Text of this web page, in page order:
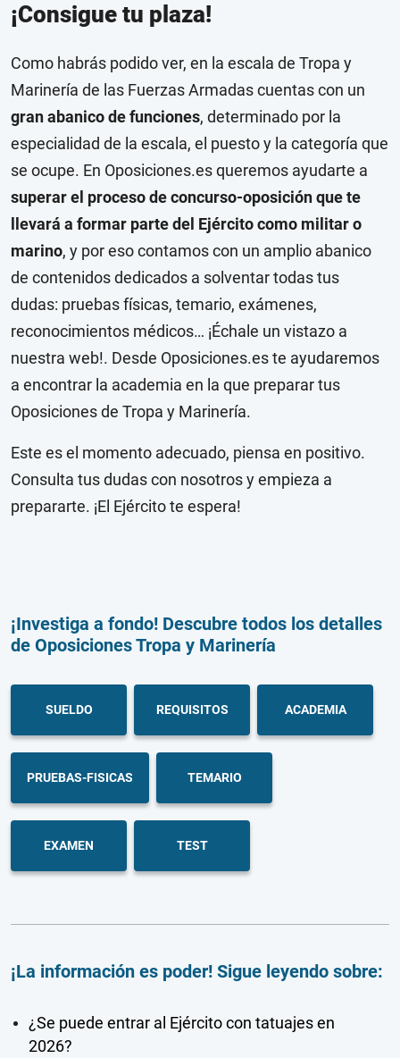
¡Consigue tu plaza!
Como habrás podido ver, en la escala de Tropa y
Marinería de las Fuerzas Armadas cuentas con un
gran abanico de funciones, determinado por la
especialidad de la escala, el puesto y la categoría que
se ocupe. En Oposiciones.es queremos ayudarte a
superar el proceso de concurso-oposición que te
llevará a formar parte del Ejército como militar o
marino, y por eso contamos con un amplio abanico
de contenidos dedicados a solventar todas tus
dudas: pruebas físicas, temario, exámenes,
reconocimientos médicos… ¡Échale un vistazo a
nuestra web!. Desde Oposiciones.es te ayudaremos
a encontrar la academia en la que preparar tus
Oposiciones de Tropa y Marinería.
Este es el momento adecuado, piensa en positivo.
Consulta tus dudas con nosotros y empieza a
prepararte. ¡El Ejército te espera!
¡Investiga a fondo! Descubre todos los detalles
de Oposiciones Tropa y Marinería
SUELDO REQUISITOS ACADEMIA
PRUEBAS-FISICAS TEMARIO
EXAMEN TEST
¡La información es poder! Sigue leyendo sobre:
¿Se puede entrar al Ejército con tatuajes en
2026?